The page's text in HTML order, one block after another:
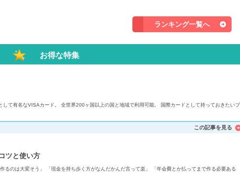
ランキング一覧へ
お得な特集
て有名なVISAカード。 全世界200ヶ国以上の国と地域で利用可能。 国際カードとして持っておきたいブ
この記事を見る
ツと使い方
るのは大変そう」 「現金を持ち歩く方がなんだかんだ言って楽」 「年会費とか払ってまで作る必要ある